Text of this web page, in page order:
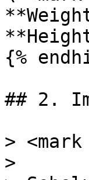
{%
## 2.
>
>